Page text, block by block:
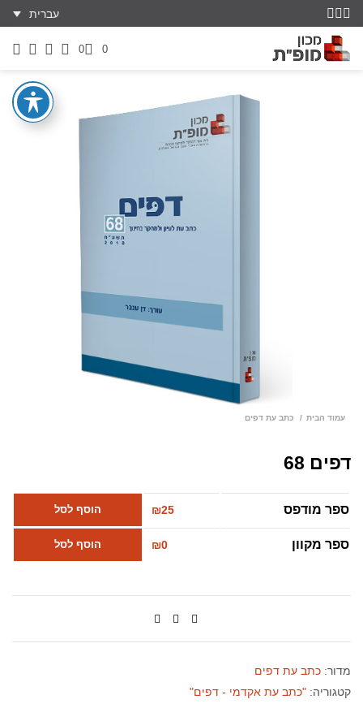
עברית
0
0
עמוד הבית כתב עת דפים
דפים 68
ספר מודפס ₪25 הוסף לסל
ספר מקוון ₪0 הוסף לסל
מדור: כתב עת דפים
קטגוריה: "כתב עת אקדמי - דפים"